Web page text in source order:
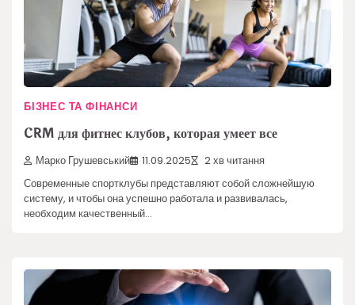
БІЗНЕС ТА ФІНАНСИ
CRM для фитнес клубов, которая умеет все
Марко Грушевський 11.09.2025 2 хв читання
Современные спортклубы представляют собой сложнейшую
систему, и чтобы она успешно работала и развивалась,
необходим качественный…